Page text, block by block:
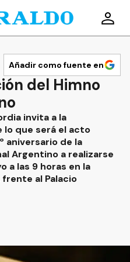
Añadir como fuente en
del Himno
invita a la
que será el acto
aniversario de la
Argentino a realizarse
a las 9 horas en la
al Palacio